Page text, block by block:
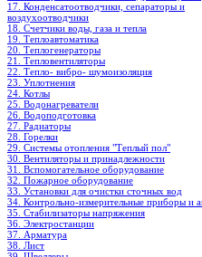
17. Конденсатоотводчики, сепараторы и
воздухоотводчики
18. Счетчики воды, газа и тепла
19. Теплоавтоматика
20. Теплогенераторы
21. Тепловентиляторы
22. Тепло- вибро- шумоизоляция
23. Уплотнения
24. Котлы
25. Водонагреватели
26. Водоподготовка
27. Радиаторы
28. Горелки
29. Системы отопления "Теплый пол"
30. Вентиляторы и принадлежности
31. Вспомогательное оборудование
32. Пожарное оборудование
33. Установки для очистки сточных вод
34. Контрольно-измерительные приборы и
35. Стабилизаторы напряжения
36. Электростанции
37. Арматура
38. Лист